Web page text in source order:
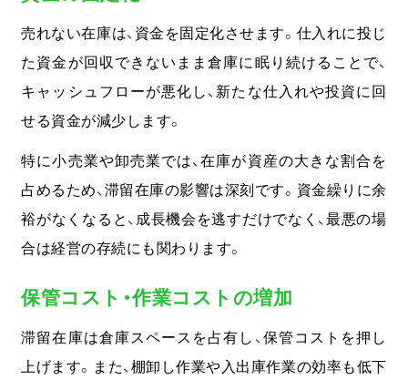
売れない在庫は、資金を固定化させます。 仕入れに投じ
た資金が回収できないまま倉庫に眠り続けることで、
キャッシュフローが悪化し、新たな仕入れや投資に回
せる資金が減少します。
特に小売業や卸売業では、在庫が資産の大きな割合を
占めるため、滞留在庫の影響は深刻です。資金繰りに余
裕がなくなると、成長機会を逃すだけでなく、最悪の場
合は経営の存続にも関わります。
保管コスト・作業コストの増加
滞留在庫は倉庫スペースを占有し、保管コストを押し
上げます。 また、棚卸し作業や入出庫作業の効率も低下